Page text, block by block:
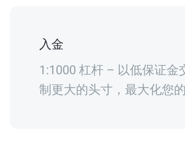
入金
1:1000 杠杆 – 以低保证金
制更大的头寸，最大化您的